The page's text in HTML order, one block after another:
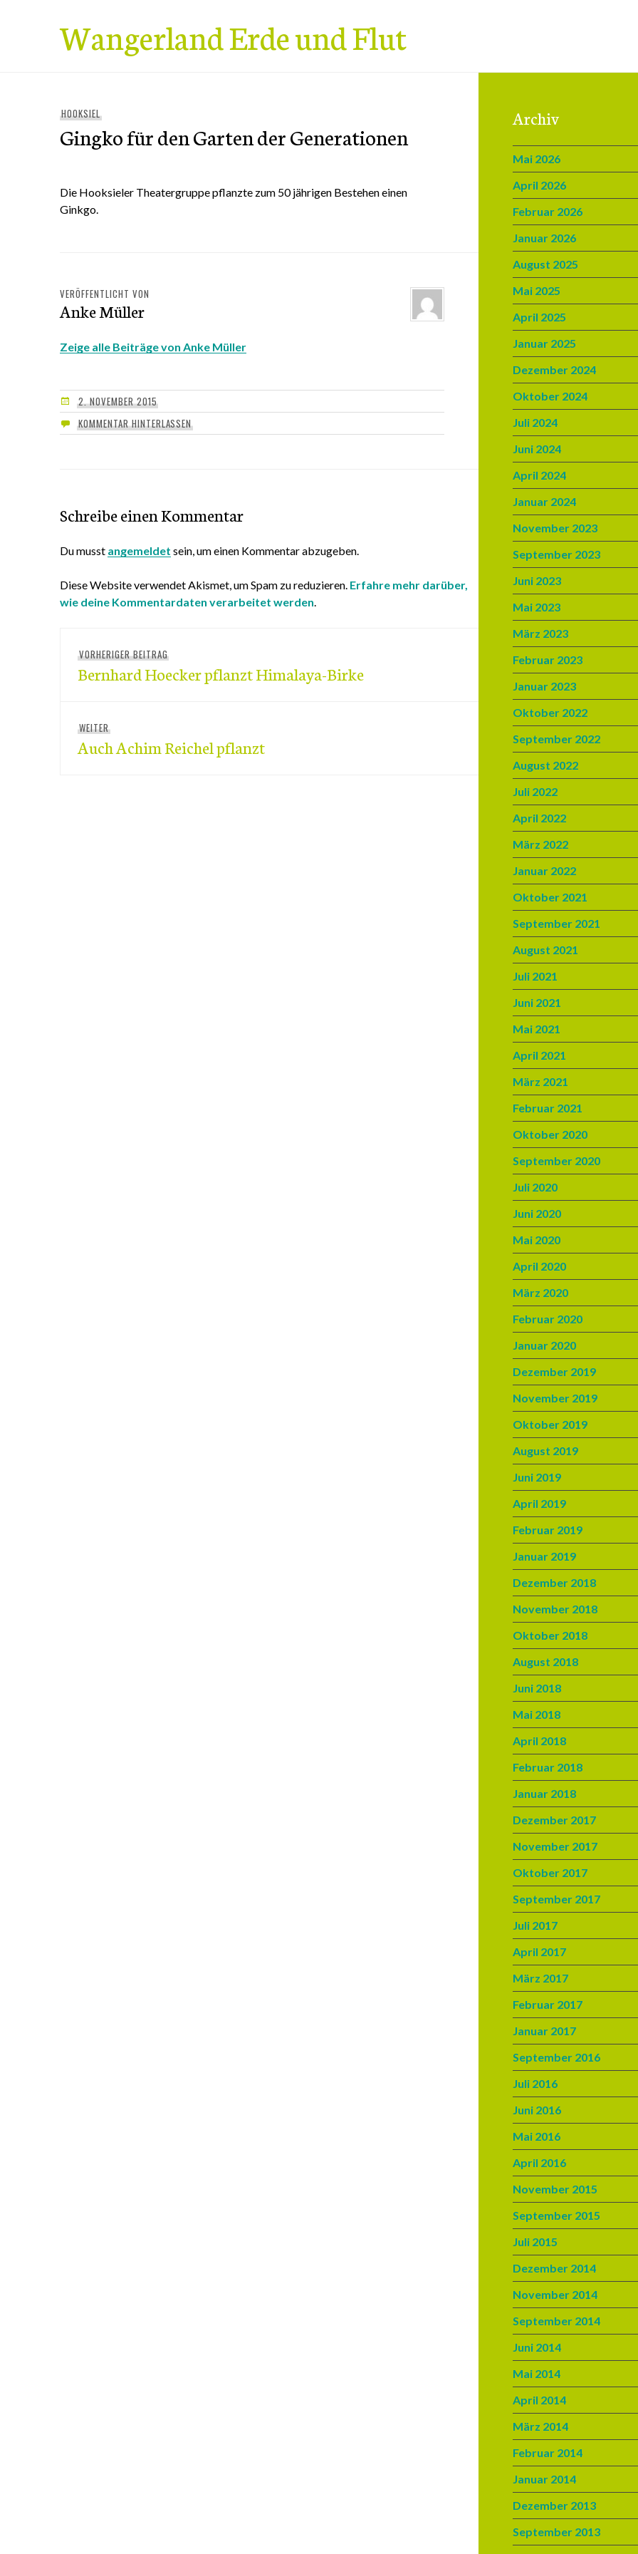
Wangerland Erde und Flut
HOOKSIEL
Gingko für den Garten der Generationen
Die Hooksieler Theatergruppe pflanzte zum 50 jährigen Bestehen einen
Ginkgo.
VERÖFFENTLICHT VON
Anke Müller
Zeige alle Beiträge von Anke Müller
2. NOVEMBER 2015
KOMMENTAR HINTERLASSEN
Schreibe einen Kommentar
Du musst angemeldet sein, um einen Kommentar abzugeben.
Diese Website verwendet Akismet, um Spam zu reduzieren. Erfahre mehr darüber,
wie deine Kommentardaten verarbeitet werden.
VORHERIGER BEITRAG
Beitrag:
Bernhard Hoecker pflanzt Himalaya-Birke
WEITERNächster
Beitrag:
Auch Achim Reichel pflanzt
Archiv
Mai 2026
April 2026
Februar 2026
Januar 2026
August 2025
Mai 2025
April 2025
Januar 2025
Dezember 2024
Oktober 2024
Juli 2024
Juni 2024
April 2024
Januar 2024
November 2023
September 2023
Juni 2023
Mai 2023
März 2023
Februar 2023
Januar 2023
Oktober 2022
September 2022
August 2022
Juli 2022
April 2022
März 2022
Januar 2022
Oktober 2021
September 2021
August 2021
Juli 2021
Juni 2021
Mai 2021
April 2021
März 2021
Februar 2021
Oktober 2020
September 2020
Juli 2020
Juni 2020
Mai 2020
April 2020
März 2020
Februar 2020
Januar 2020
Dezember 2019
November 2019
Oktober 2019
August 2019
Juni 2019
April 2019
Februar 2019
Januar 2019
Dezember 2018
November 2018
Oktober 2018
August 2018
Juni 2018
Mai 2018
April 2018
Februar 2018
Januar 2018
Dezember 2017
November 2017
Oktober 2017
September 2017
Juli 2017
April 2017
März 2017
Februar 2017
Januar 2017
September 2016
Juli 2016
Juni 2016
Mai 2016
April 2016
November 2015
September 2015
Juli 2015
Dezember 2014
November 2014
September 2014
Juni 2014
Mai 2014
April 2014
März 2014
Februar 2014
Januar 2014
Dezember 2013
September 2013